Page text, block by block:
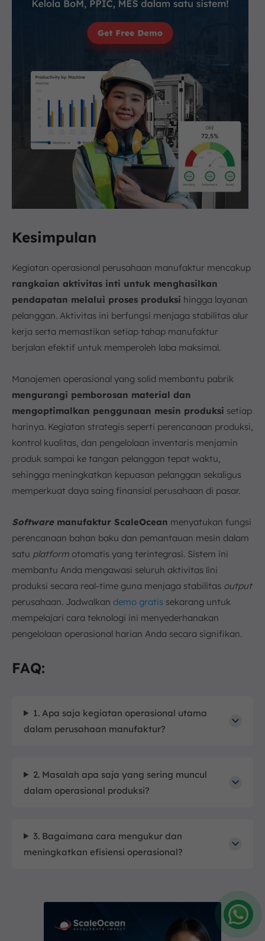
Kesimpulan
Kegiatan operasional perusahaan manufaktur mencakup
rangkaian aktivitas inti untuk menghasilkan
pendapatan melalui proses produksi hingga layanan
pelanggan. Aktivitas ini berfungsi menjaga stabilitas alur
kerja serta memastikan setiap tahap manufaktur
berjalan efektif untuk memperoleh laba maksimal.
Manajemen operasional yang solid membantu pabrik
mengurangi pemborosan material dan
mengoptimalkan penggunaan mesin produksi setiap
harinya. Kegiatan strategis seperti perencanaan produksi,
kontrol kualitas, dan pengelolaan inventaris menjamin
produk sampai ke tangan pelanggan tepat waktu,
sehingga meningkatkan kepuasan pelanggan sekaligus
memperkuat daya saing finansial perusahaan di pasar.
Softwaremanufaktur ScaleOcean menyatukan fungsi
perencanaan bahan baku dan pemantauan mesin dalam
satu platform otomatis yang terintegrasi. Sistem ini
membantu Anda mengawasi seluruh aktivitas lini
produksi secara real-time guna menjaga stabilitas output
perusahaan. Jadwalkan demo gratis sekarang untuk
mempelajari cara teknologi ini menyederhanakan
pengelolaan operasional harian Anda secara signifikan.
FAQ:
1. Apa saja kegiatan operasional utama
dalam perusahaan manufaktur?
2. Masalah apa saja yang sering muncul
dalam operasional produksi?
3. Bagaimana cara mengukur dan
meningkatkan efisiensi operasional?